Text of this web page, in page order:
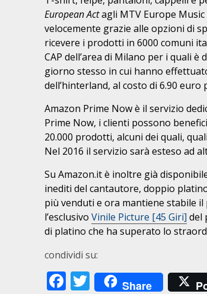
European Actagli MTV Europe
velocemente grazie alle opzioni di
ricevere i prodotti in 6000 comuni
CAP dell’area di Milano per i quali
giorno stesso in cui hanno
dell’hinterland, al costo di 6.90
Amazon Prime Now è il servizio
Prime Now, i clienti possono
20.000 prodotti, alcuni dei quali,
Nel 2016 il servizio sarà esteso ad
Su Amazon.it è inoltre già
inediti del cantautore, doppio
più venduti e ora mantiene stabile
l’esclusivo Vinile Picture [45 Giri] del
di platino che ha superato lo
condividi su:
Facebook
Twitter
Share